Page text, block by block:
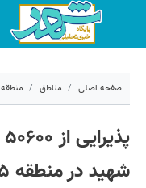
صفحه اصلی مناطق منطقه 5
کد مطلب:
شهید در منطقه ۵ تهران انجام شد